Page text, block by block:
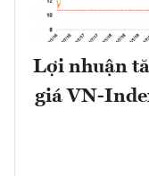
Lợi nhuận
giá VN-